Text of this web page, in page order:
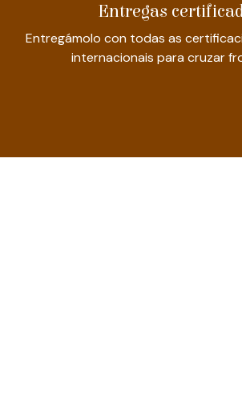
Entregas
Entregámolo con todas as
internacionais para cruzar